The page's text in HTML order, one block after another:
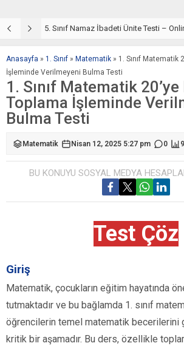
5. Sınıf Namaz İbadeti Ünite Testi –
Anasayfa » 1. Sınıf » Matematik » 1. Sınıf Matematik
İşleminde Verilmeyeni Bulma Testi
1. Sınıf Matematik
Toplama İşleminde
Bulma Testi
Matematik Nisan 12, 2025 5:27 pm 0
BU KONUYU SOSYAL MEDYA
Test Çöz
Giriş
Matematik, çocukların eğitim hayatında
tutmaktadır ve bu bağlamda 1. sınıf
öğrencilerin temel matematik becerilerini
kritik bir aşamadır. Bu ders, özellikle